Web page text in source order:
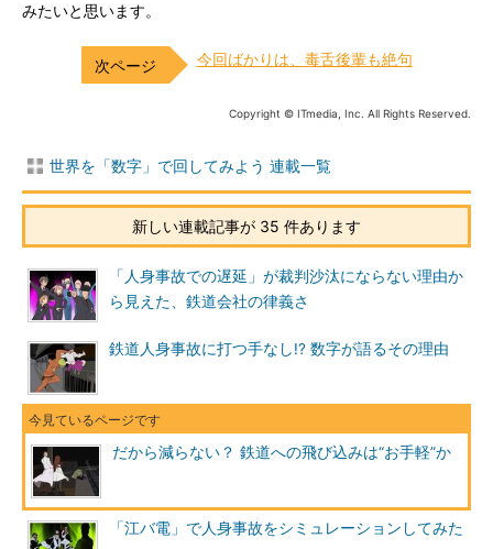
みたいと思います。
今回ばかりは、毒舌後輩も絶句
Copyright © ITmedia, Inc. All Rights Reserved.
世界を「数字」で回してみよう 連載一覧
新しい連載記事が 35 件あります
「人身事故での遅延」が裁判沙汰にならない理由か
ら見えた、鉄道会社の律義さ
鉄道人身事故に打つ手なし!? 数字が語るその理由
だから減らない？ 鉄道への飛び込みは“お手軽”か
「江バ電」で人身事故をシミュレーションしてみた